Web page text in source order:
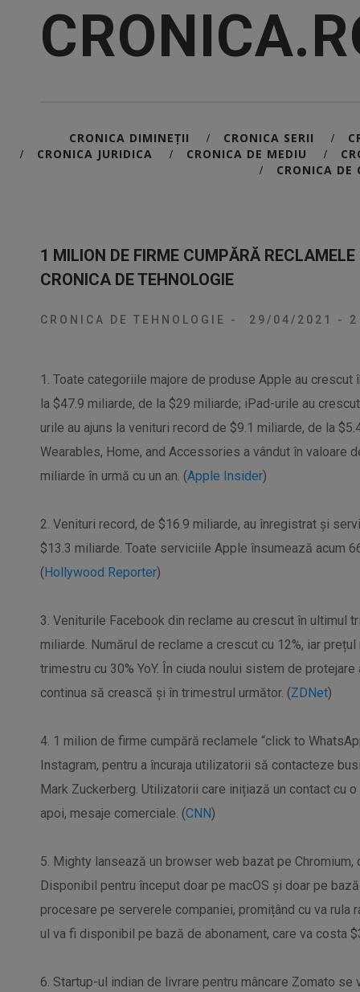
CRONICA DIMINEȚII / CRONICA SERII /
/ CRONICA JURIDICA / CRONICA DE MEDIU /
/ CRONICA DE
1 MILION DE FIRME CUMPĂRĂ
CRONICA DE TEHNOLOGIE
CRONICA DE TEHNOLOGIE - 29/04/2021 -
1. Toate categoriile majore de produse Apple au crescut
la $47.9 miliarde, de la $29 miliarde; iPad-urile au
urile au ajuns la venituri record de $9.1 miliarde, de la
Wearables, Home, and Accessories a vândut în valoare
miliarde în urmă cu un an. (Apple Insider)
2. Venituri record, de $16.9 miliarde, au înregistrat și
$13.3 miliarde. Toate serviciile Apple însumează acum
(Hollywood Reporter)
3. Veniturile Facebook din reclame au crescut în ultimul
miliarde. Numărul de reclame a crescut cu 12%, iar
trimestru cu 30% YoY. În ciuda noului sistem de
continua să crească și în trimestrul următor. (ZDNet)
4. 1 milion de firme cumpără reclamele “click to
Instagram, pentru a încuraja utilizatorii să contacteze
Mark Zuckerberg. Utilizatorii care inițiază un contact cu
apoi, mesaje comerciale. (CNN)
5. Mighty lansează un browser web bazat pe
Disponibil pentru început doar pe macOS și doar pe
procesare pe serverele companiei, promițând cu va
ul va fi disponibil pe bază de abonament, care va costa
6. Startup-ul indian de livrare pentru mâncare Zomato